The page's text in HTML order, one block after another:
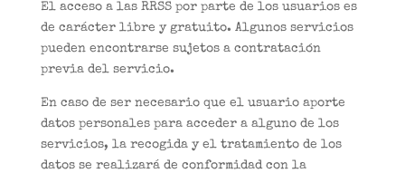
El acceso a las RRSS por parte de los usuarios es
de carácter libre y gratuito. Algunos servicios
pueden encontrarse sujetos a contratación
previa del servicio.
En caso de ser necesario que el usuario aporte
datos personales para acceder a alguno de los
servicios, la recogida y el tratamiento de los
datos se realizará de conformidad con la